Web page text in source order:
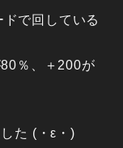
で回している
％、＋200が
た (・ε・)